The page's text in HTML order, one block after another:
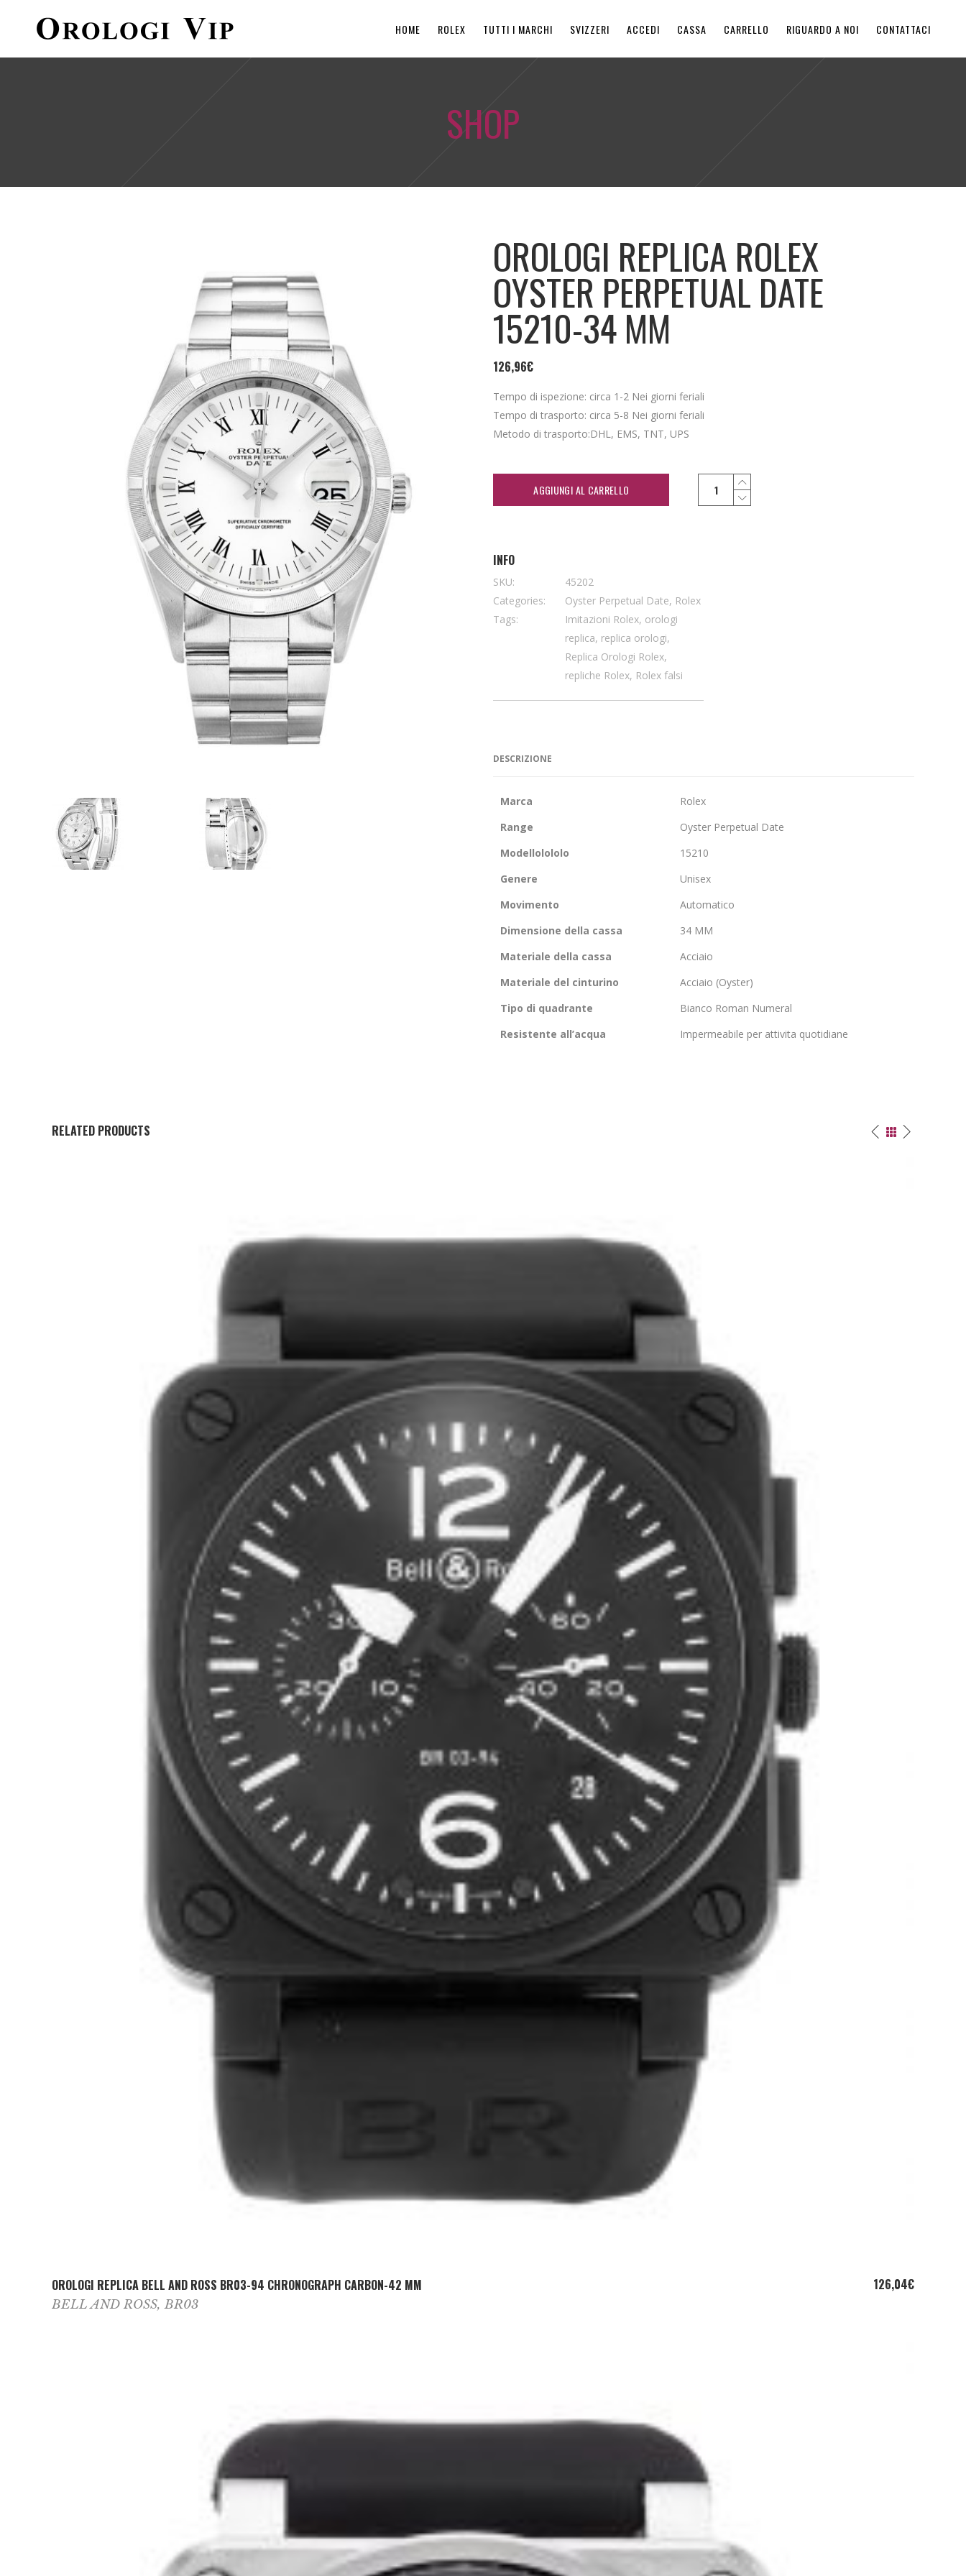
HOME ROLEX TUTTI I MARCHI SVIZZERI ACCEDI CASSA CARRELLO RIGUARDO A NOI CONTATTACI
SHOP
OROLOGI REPLICA ROLEX
OYSTER PERPETUAL DATE
15210-34 MM
126,96€
Tempo di ispezione: circa 1-2 Nei giorni feriali
Tempo di trasporto: circa 5-8 Nei giorni feriali
Metodo di trasporto:DHL, EMS, TNT, UPS
AGGIUNGI AL CARRELLO
INFO
SKU:
45202
Categories:
Oyster Perpetual Date, Rolex
Tags:
Imitazioni Rolex, orologi
replica, replica orologi,
Replica Orologi Rolex,
repliche Rolex, Rolex falsi
DESCRIZIONE
Marca
Rolex
Range
Oyster Perpetual Date
Modellolololo
15210
Genere
Unisex
Movimento
Automatico
Dimensione della cassa
34 MM
Materiale della cassa
Acciaio
Materiale del cinturino
Acciaio (Oyster)
Tipo di quadrante
Bianco Roman Numeral
Resistente all’acqua
Impermeabile per attivita quotidiane
RELATED PRODUCTS
OROLOGI REPLICA BELL AND ROSS BR03-94 CHRONOGRAPH CARBON-42 MM 126,04€
BELL AND ROSS,BR03